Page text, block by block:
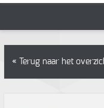
« Terug naar het